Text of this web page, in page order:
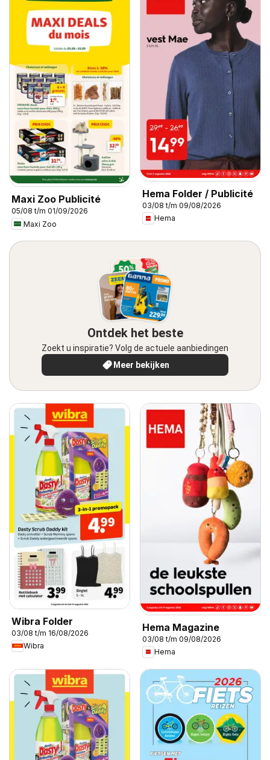
Maxi Zoo Publicité
05/08 t/m 01/09/2026
Maxi Zoo
Hema Folder / Publicité
03/08 t/m 09/08/2026
Hema
Ontdek het beste
Zoekt u inspiratie? Volg de actuele aanbiedingen
Meer bekijken
Wibra Folder
03/08 t/m 16/08/2026
Wibra
Hema Magazine
03/08 t/m 09/08/2026
Hema